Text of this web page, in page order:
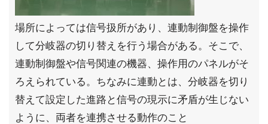
場所によっては信号扱所があり、連動制御盤を操作
して分岐器の切り替えを行う場合がある。そこで、
連動制御盤や信号関連の機器、操作用のパネルがそ
ろえられている。ちなみに連動とは、分岐器を切り
替えて設定した進路と信号の現示に矛盾が生じない
ように、両者を連携させる動作のこと